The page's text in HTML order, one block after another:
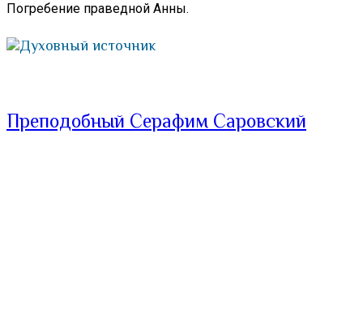
Погребение праведной Анны.
Духовный источник
Преподобный Серафим Саровский